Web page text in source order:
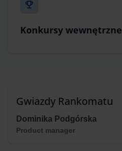
Konkursy wewnętrzne
Gwiazdy Rankomatu
Dominika Podgórska
Product manager